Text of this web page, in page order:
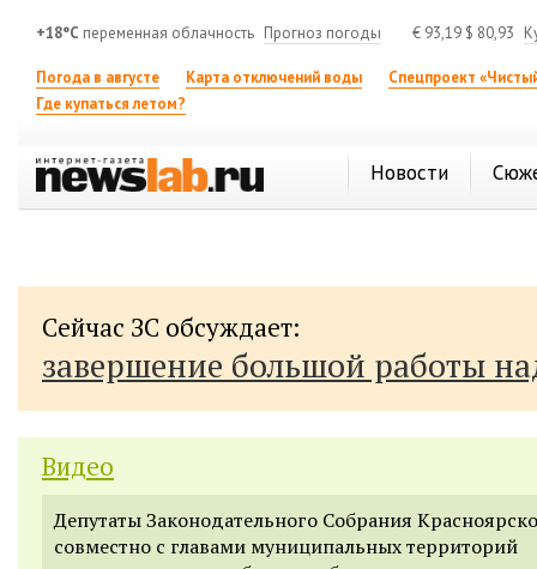
+18°C переменная облачность Прогноз погоды € 93,19 $ 80,93
Погода в августе Карта отключений воды
Спецпроект
Где купаться летом?
Новости
Сейчас ЗС обсуждает:
завершение большой работы
Видео
Депутаты Законодательного Собрания
совместно с главами муниципальных территорий